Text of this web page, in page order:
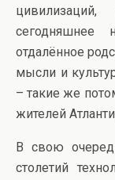
сегодняшнее
отдалённое
мысли и
– такие же
жителей
В свою
столетий